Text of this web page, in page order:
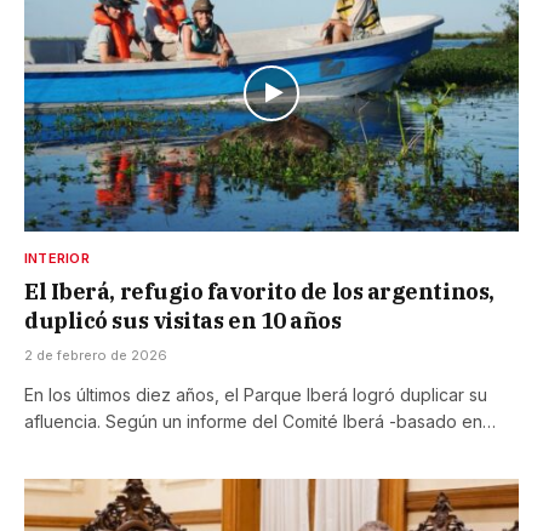
INTERIOR
El Iberá, refugio favorito de los argentinos,
duplicó sus visitas en 10 años
2 de febrero de 2026
En los últimos diez años, el Parque Iberá logró duplicar su
afluencia. Según un informe del Comité Iberá -basado en…